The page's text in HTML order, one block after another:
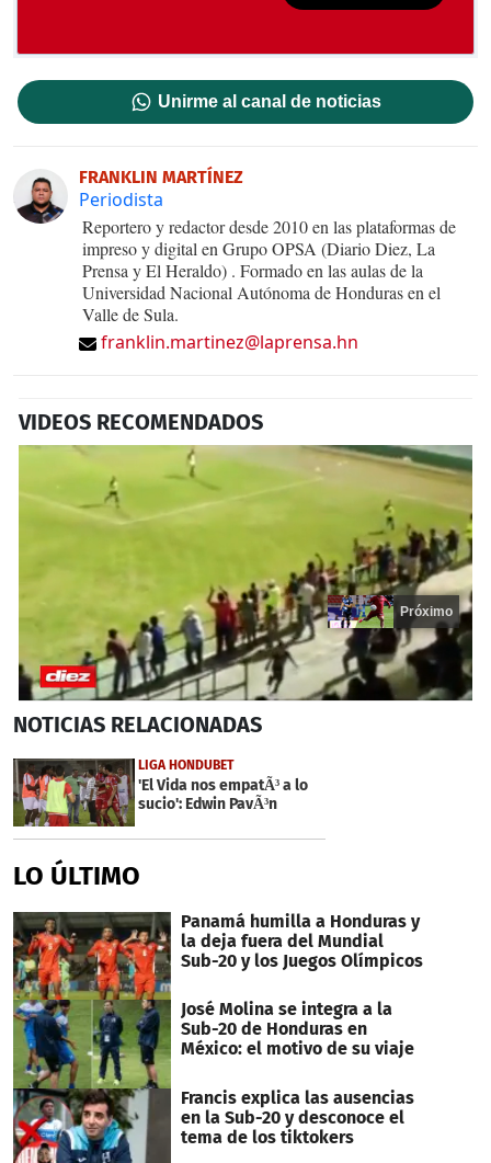
Unirme al canal de noticias
FRANKLIN MARTÍNEZ
Periodista
Reportero y redactor desde 2010 en las plataformas de
impreso y digital en Grupo OPSA (Diario Diez, La
Prensa y El Heraldo) . Formado en las aulas de la
Universidad Nacional Autónoma de Honduras en el
Valle de Sula.
franklin.martinez@laprensa.hn
VIDEOS RECOMENDADOS
seconds
15
seconds
Próximo
NOTICIAS RELACIONADAS
LIGA HONDUBET
'El Vida nos empatÃ³ a lo
sucio': Edwin PavÃ³n
LO ÚLTIMO
Panamá humilla a Honduras y
la deja fuera del Mundial
Sub-20 y los Juegos Olímpicos
José Molina se integra a la
Sub-20 de Honduras en
México: el motivo de su viaje
Francis explica las ausencias
en la Sub-20 y desconoce el
tema de los tiktokers